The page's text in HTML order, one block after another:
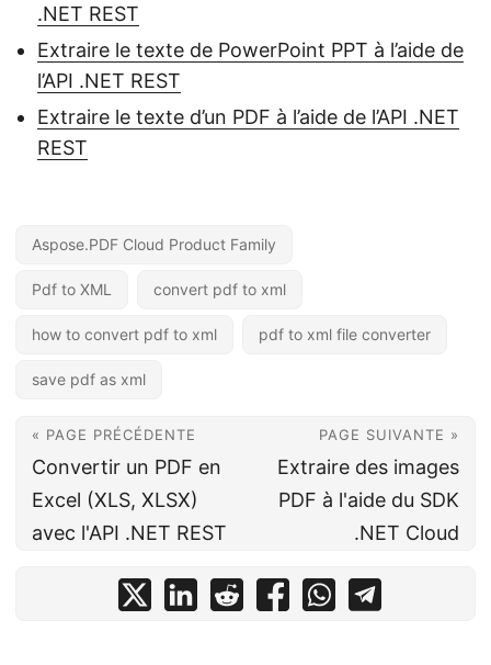
.NET REST
Extraire le texte de PowerPoint PPT à l’aide de
l’API .NET REST
Extraire le texte d’un PDF à l’aide de l’API .NET
REST
Aspose.PDF Cloud Product Family
Pdf to XML convert pdf to xml
how to convert pdf to xml pdf to xml file converter
save pdf as xml
« PAGE PRÉCÉDENTE
Convertir un PDF en
Excel (XLS, XLSX)
avec l'API .NET REST
PAGE SUIVANTE »
Extraire des images
PDF à l'aide du SDK
.NET Cloud